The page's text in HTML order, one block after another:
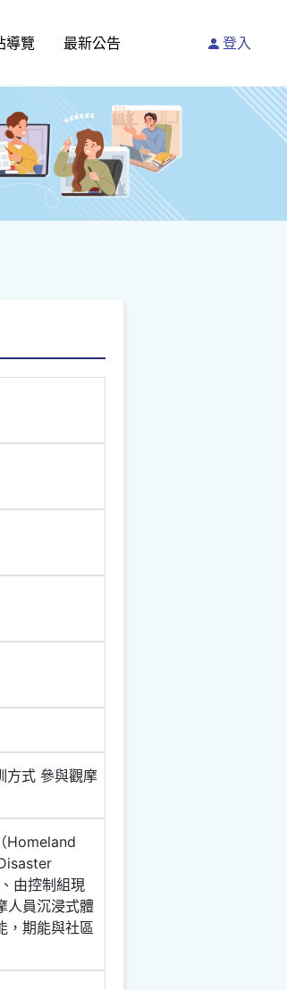
導覽 最新公告 登入
方式 參與觀摩
Homeland
由控制組現
人員沉浸式體
，期能與社區